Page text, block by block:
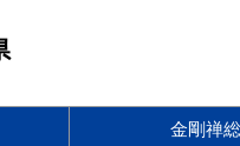
金剛禅